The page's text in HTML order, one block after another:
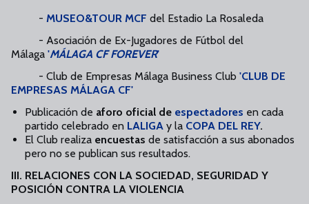
- MUSEO&TOUR MCF del Estadio La Rosaleda
- Asociación de Ex-Jugadores de Fútbol del
Málaga 'MÁLAGA CF FOREVER'
- Club de Empresas Málaga Business Club 'CLUB DE
EMPRESAS MÁLAGA CF'
Publicación de aforo oficial de espectadores en cada
partido celebrado en LALIGA y la COPA DEL REY.
El Club realiza encuestas de satisfacción a sus abonados
pero no se publican sus resultados.
III. RELACIONES CON LA SOCIEDAD, SEGURIDAD Y
POSICIÓN CONTRA LA VIOLENCIA